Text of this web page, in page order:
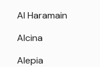
Al Haramain
Alcina
Alepia